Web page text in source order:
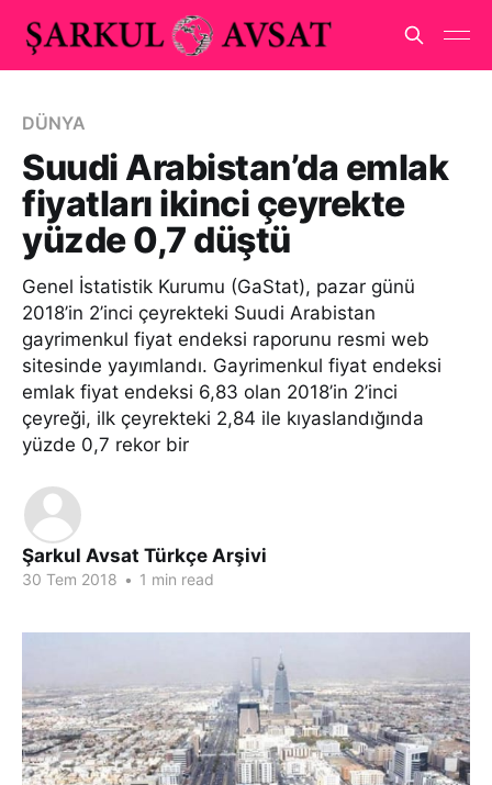
DÜNYA
Suudi Arabistan’da emlak
fiyatları ikinci çeyrekte
yüzde 0,7 düştü
Genel İstatistik Kurumu (GaStat), pazar günü
2018’in 2’inci çeyrekteki Suudi Arabistan
gayrimenkul fiyat endeksi raporunu resmi web
sitesinde yayımlandı. Gayrimenkul fiyat endeksi
emlak fiyat endeksi 6,83 olan 2018’in 2’inci
çeyreği, ilk çeyrekteki 2,84 ile kıyaslandığında
yüzde 0,7 rekor bir
Şarkul Avsat Türkçe Arşivi
30 Tem 2018 • 1 min read